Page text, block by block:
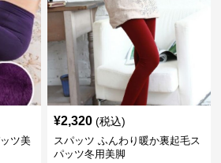
ツ美
¥2,320 (税込)
スパッツ ふんわり暖か裏起毛ス
パッツ冬用美脚